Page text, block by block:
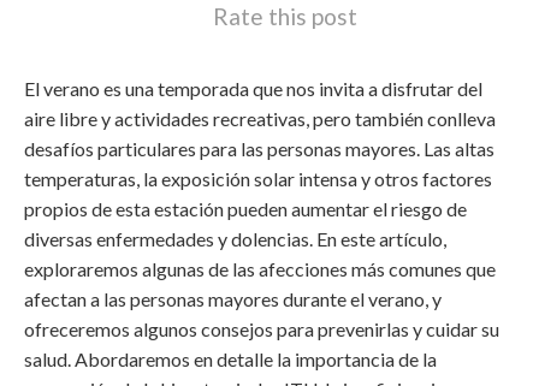
Rate this post
El verano es una temporada que nos invita a disfrutar del
aire libre y actividades recreativas, pero también conlleva
desafíos particulares para las personas mayores. Las altas
temperaturas, la exposición solar intensa y otros factores
propios de esta estación pueden aumentar el riesgo de
diversas enfermedades y dolencias. En este artículo,
exploraremos algunas de las afecciones más comunes que
afectan a las personas mayores durante el verano, y
ofreceremos algunos consejos para prevenirlas y cuidar su
salud. Abordaremos en detalle la importancia de la